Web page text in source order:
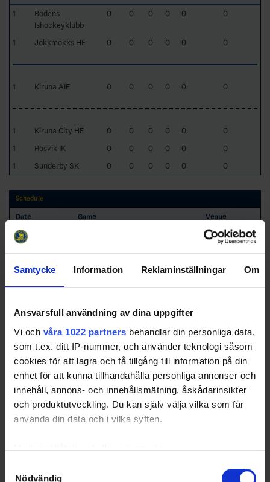
Samtycke Information Reklaminställningar Om
Ansvarsfull användning av dina uppgifter
Vi och våra 1022 partners behandlar din personliga data,
som t.ex. ditt IP-nummer, och använder teknologi såsom
cookies för att lagra och få tillgång till information på din
enhet för att kunna tillhandahålla personliga annonser och
innehåll, annons- och innehållsmätning, åskådarinsikter
och produktutveckling. Du kan själv välja vilka som får
använda din data och i vilka syften.
Med din tillåtelse skulle vi även vilja:
kan ha en noggrannhet på upp till flera meter
Nödvändig
1
Bodens
Ishockeyklubb
0 0 0 0 0 0
1 Jokkmokks HF 0 0 0 0 0 0
1 Kiruna AIF 0 0 0 0 0 0
1 Kiruna City HF 0 0 0 0 0
0
1
Rosvik IK 0 0 0 0 0
0
1
Sunderby SK 0 0 0 0 0 0
Schedule
Date Game Venue
2026-10-
06 00:00
Hala Hallen
2026-10-
06 00:00
Kiruna AIF - Kiruna City HF Lombiahallen
09 00:00
2026-10-
10 00:00
Kiruna AIF - Jokkmokks HF Lombiahallen
2026-10-
10 00:00
Sunderby SK - Kiruna City HF Sunderby Ishall
Swehockey – Svenska Ishockeyförbundets officiella app
Swehockey ger dig tillgång till nyheter, livebevakning